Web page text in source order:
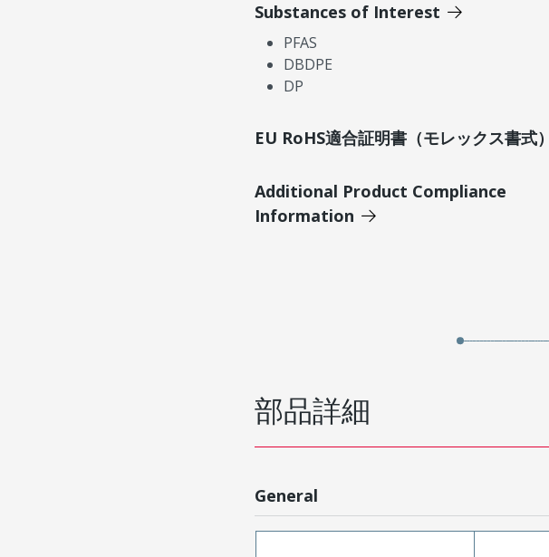
Substances of Interest
PFAS
DBDPE
DP
EU RoHS適合証明書（モレックス書式）
Additional Product Compliance
Information
部品詳細
General